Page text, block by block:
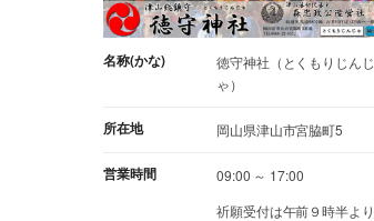
名称(かな)
徳守神社（とくもりじんじ
ゃ）
所在地 岡山県津山市宮脇町5
営業時間
09:00 ～ 17:00
祈願受付は午前９時半より